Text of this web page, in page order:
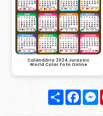
Calendário 2024 Jurassic
World Colar Foto Online